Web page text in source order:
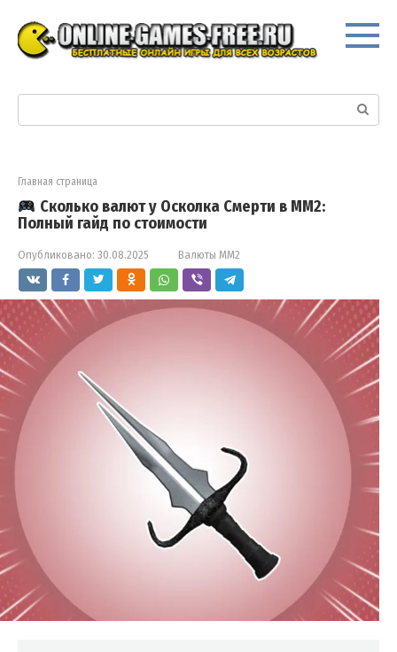
контенту
Поиск:
Главная страница
Сколько валют у Осколка Смерти в ММ2:
Полный гайд по стоимости
Опубликовано: 30.08.2025 Валюты ММ2